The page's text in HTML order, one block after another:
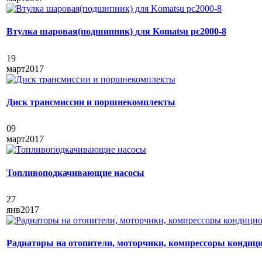
Втулка шаровая(подшипник) для Komatsu pc2000-8
19
март2017
Диск трансмиссии и поршнекомплекты
09
март2017
Топливоподкачивающие насосы
27
янв2017
Радиаторы на отопители, моторчики, компрессоры